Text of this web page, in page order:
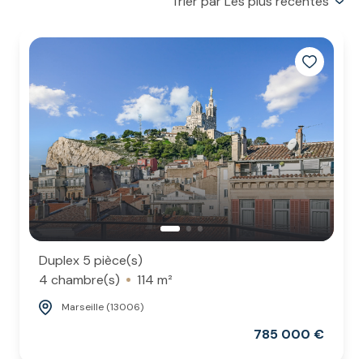
Duplex 5 pièce(s)
4 chambre(s)
114 m²
Marseille (13006)
785 000 €